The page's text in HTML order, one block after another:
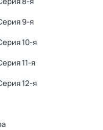
9-я
10-я
11-я
12-я